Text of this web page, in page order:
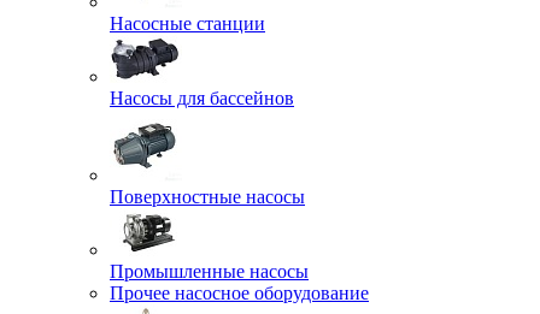
Насосные станции
Насосы для бассейнов
Поверхностные насосы
Промышленные насосы
Прочее насосное оборудование